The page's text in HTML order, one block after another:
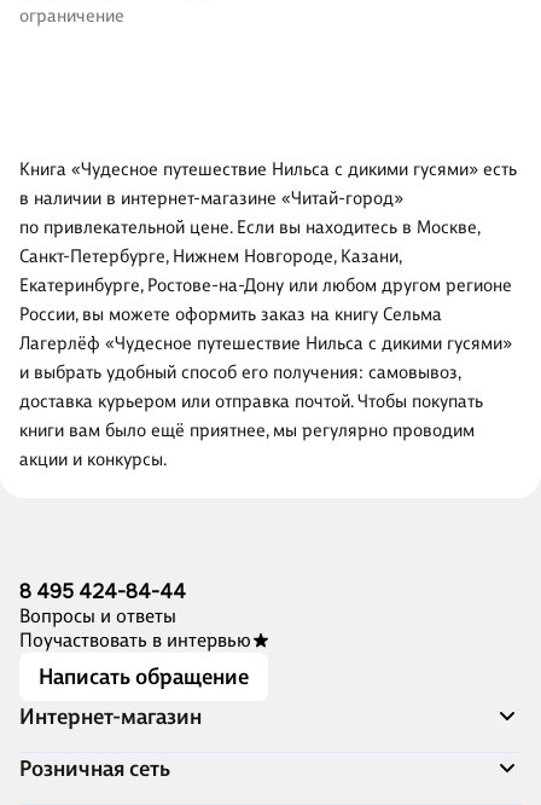
ограничение
Книга «Чудесное путешествие Нильса с дикими гусями» есть
в наличии в интернет-магазине «Читай-город»
по привлекательной цене. Если вы находитесь в Москве,
Санкт-Петербурге, Нижнем Новгороде, Казани,
Екатеринбурге, Ростове-на-Дону или любом другом регионе
России, вы можете оформить заказ на книгу Сельма
Лагерлёф «Чудесное путешествие Нильса с дикими гусями»
и выбрать удобный способ его получения: самовывоз,
доставка курьером или отправка почтой. Чтобы покупать
книги вам было ещё приятнее, мы регулярно проводим
акции и конкурсы.
8 495 424-84-44
Вопросы и ответы
Поучаствовать в интервью
Написать обращение
Интернет-магазин
Акции
Розничная сеть